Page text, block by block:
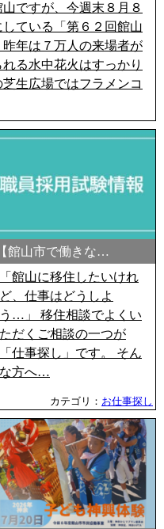
ですが、今週末８月８
ている「第６２回館山
年は７万人の来場者が
る水中花火はすっかり
生広場ではフラメンコ
【館山市で働きな…
「館山に移住したいけれ
ど、仕事はどうしよ
う…」 移住相談でよくい
ただくご相談の一つが
「仕事探し」です。 そん
な方へ…
カテゴリ： お仕事探し